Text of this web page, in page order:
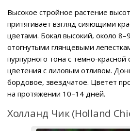
Высокое стройное растение
притягивает взгляд сияющими
цветами. Бокал высокий, около
отогнутыми глянцевыми
пурпурного тона с темно-красной
цветения с лиловым отливом.
бордовое, звездчатое. Цветет
на протяжении 10–14 дней.
Холланд Чик (Holland